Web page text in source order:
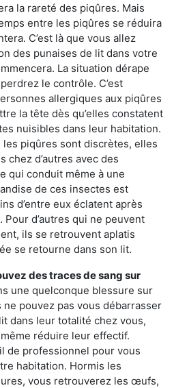
la rareté des piqûres. Mais
entre les piqûres se réduira
C’est là que vous allez
des punaises de lit dans votre
La situation dérape
le contrôle. C’est
allergiques aux piqûres
la tête dès qu’elles constatent
nuisibles dans leur habitation.
piqûres sont discrètes, elles
d’autres avec des
qui conduit même à une
de ces insectes est
d’entre eux éclatent après
Pour d’autres qui ne peuvent
ils se retrouvent aplatis
se retourne dans son lit.
des traces de sang sur
une quelconque blessure sur
pouvez pas vous débarrasser
dans leur totalité chez vous,
réduire leur effectif.
de professionnel pour vous
habitation. Hormis les
vous retrouverez les œufs,